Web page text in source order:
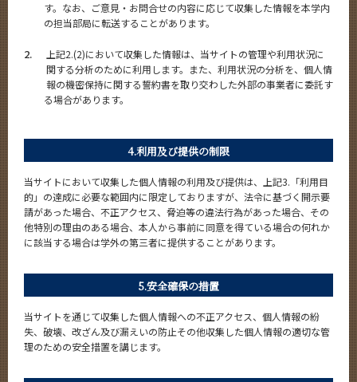
す。なお、ご意見・お問合せの内容に応じて収集した情報を本学内
の担当部局に転送することがあります。
2.
上記2.(2)において収集した情報は、当サイトの管理や利用状況に
関する分析のために利用します。また、利用状況の分析を、個人情
報の機密保持に関する誓約書を取り交わした外部の事業者に委託す
る場合があります。
4.利用及び提供の制限
当サイトにおいて収集した個人情報の利用及び提供は、上記3.「利用目
的」の達成に必要な範囲内に限定しておりますが、法令に基づく開示要
請があった場合、不正アクセス、脅迫等の違法行為があった場合、その
他特別の理由のある場合、本人から事前に同意を得ている場合の何れか
に該当する場合は学外の第三者に提供することがあります。
5.安全確保の措置
当サイトを通じて収集した個人情報への不正アクセス、個人情報の紛
失、破壊、改ざん及び漏えいの防止その他収集した個人情報の適切な管
理のための安全措置を講じます。